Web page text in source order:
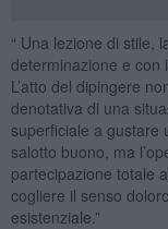
“ Una lezione di stile,
determinazione e con
L’atto del dipingere
denotativa di una
superficiale a gustare
salotto buono, ma
partecipazione totale
cogliere il senso
esistenziale.”